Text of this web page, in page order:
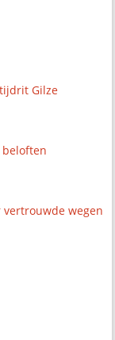
Gilze
beloften
wegen